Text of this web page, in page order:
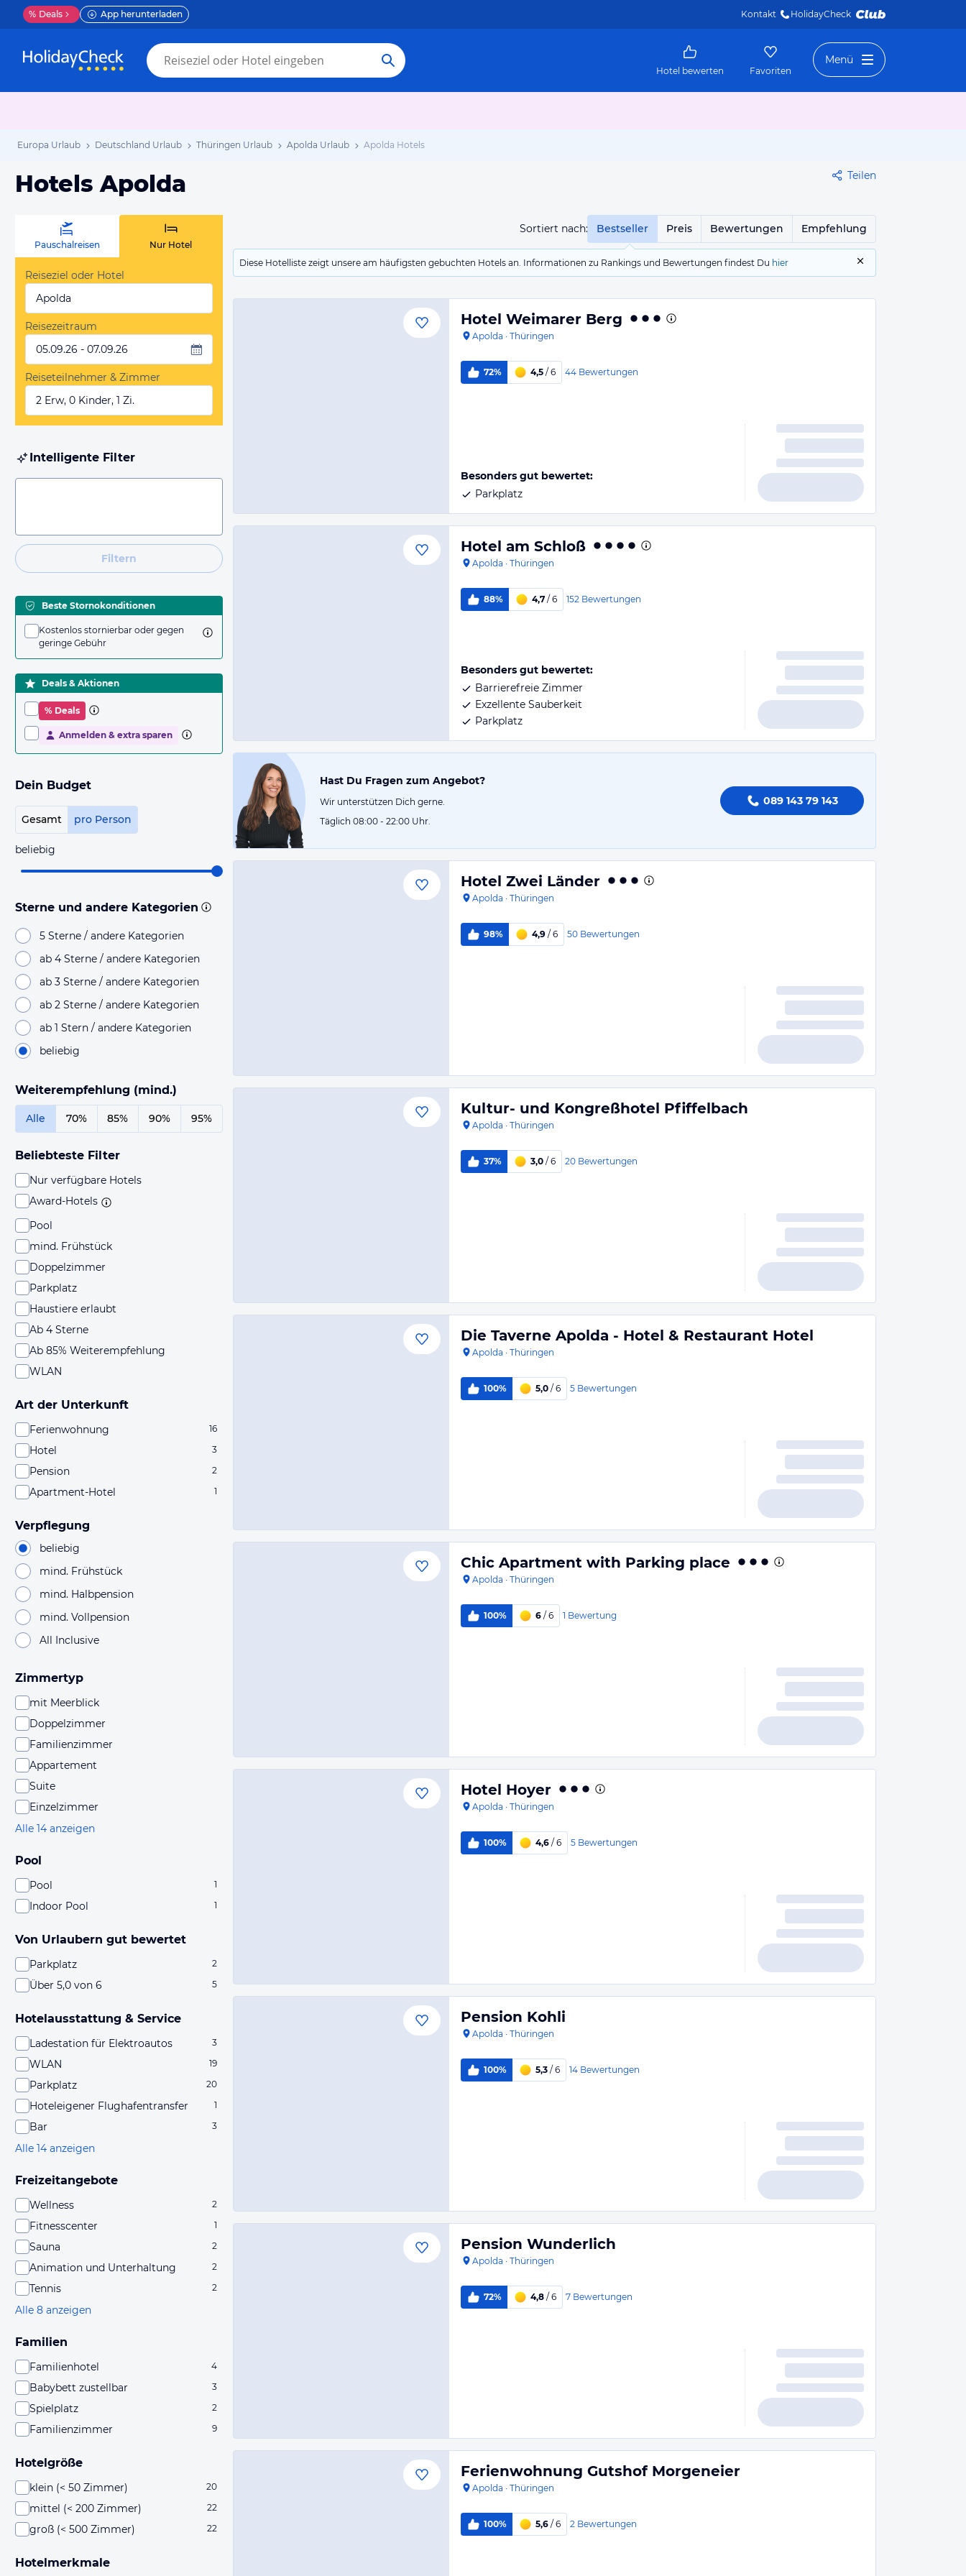
% Deals App herunterladen Kontakt HolidayCheck
Hotel bewerten Favoriten
Menü
Europa Urlaub Deutschland Urlaub Thüringen Urlaub Apolda Urlaub Apolda Hotels
Hotels Apolda Teilen
Sortiert nach: Bestseller Preis Bewertungen Empfehlung
Diese Hotelliste zeigt unsere am häufigsten gebuchten Hotels an. Informationen zu Rankings und Bewertungen findest Du hier
Pauschalreisen Nur Hotel
Reiseziel oder Hotel
Apolda
Reisezeitraum
05.09.26 - 07.09.26
Reiseteilnehmer & Zimmer
2 Erw, 0 Kinder, 1 Zi.
Intelligente Filter
Filtern
Beste Stornokonditionen
Kostenlos stornierbar oder gegen
geringe Gebühr
Deals & Aktionen
% Deals
Anmelden & extra sparen
Dein Budget
Gesamt pro Person
beliebig
Sterne und andere Kategorien
5 Sterne / andere Kategorien
ab 4 Sterne / andere Kategorien
ab 3 Sterne / andere Kategorien
ab 2 Sterne / andere Kategorien
ab 1 Stern / andere Kategorien
beliebig
Weiterempfehlung (mind.)
Alle 70% 85% 90% 95%
Beliebteste Filter
Nur verfügbare Hotels
Award-Hotels
Pool
mind. Frühstück
Doppelzimmer
Parkplatz
Haustiere erlaubt
Ab 4 Sterne
Ab 85% Weiterempfehlung
WLAN
Art der Unterkunft
Ferienwohnung 16
Hotel 3
Pension 2
Apartment-Hotel 1
Verpflegung
beliebig
mind. Frühstück
mind. Halbpension
mind. Vollpension
All Inclusive
Zimmertyp
mit Meerblick
Doppelzimmer
Familienzimmer
Appartement
Suite
Einzelzimmer
Alle 14 anzeigen
Pool
Pool 1
Indoor Pool 1
Von Urlaubern gut bewertet
Parkplatz 2
Über 5,0 von 6 5
Hotelausstattung & Service
Ladestation für Elektroautos 3
WLAN 19
Parkplatz 20
Hoteleigener Flughafentransfer 1
Bar 3
Alle 14 anzeigen
Freizeitangebote
Wellness 2
Fitnesscenter 1
Sauna 2
Animation und Unterhaltung 2
Tennis 2
Alle 8 anzeigen
Familien
Familienhotel 4
Babybett zustellbar 3
Spielplatz 2
Familienzimmer 9
Hotelgröße
klein (< 50 Zimmer) 20
mittel (< 200 Zimmer) 22
groß (< 500 Zimmer) 22
Hotelmerkmale
Hotel Weimarer Berg
Apolda · Thüringen
72% 4,5 / 6 44 Bewertungen
Besonders gut bewertet:
Parkplatz
Hotel am Schloß
Apolda · Thüringen
88% 4,7 / 6 152 Bewertungen
Besonders gut bewertet:
Barrierefreie Zimmer
Exzellente Sauberkeit
Parkplatz
Hast Du Fragen zum Angebot?
Wir unterstützen Dich gerne.
Täglich 08:00 - 22:00 Uhr.
089 143 79 143
Hotel Zwei Länder
Apolda · Thüringen
98% 4,9 / 6 50 Bewertungen
Kultur- und Kongreßhotel Pfiffelbach
Apolda · Thüringen
37% 3,0 / 6 20 Bewertungen
Die Taverne Apolda - Hotel & Restaurant Hotel
Apolda · Thüringen
100% 5,0 / 6 5 Bewertungen
Chic Apartment with Parking place
Apolda · Thüringen
100% 6 / 6 1 Bewertung
Hotel Hoyer
Apolda · Thüringen
100% 4,6 / 6 5 Bewertungen
Pension Kohli
Apolda · Thüringen
100% 5,3 / 6 14 Bewertungen
Pension Wunderlich
Apolda · Thüringen
72% 4,8 / 6 7 Bewertungen
Ferienwohnung Gutshof Morgeneier
Apolda · Thüringen
100% 5,6 / 6 2 Bewertungen